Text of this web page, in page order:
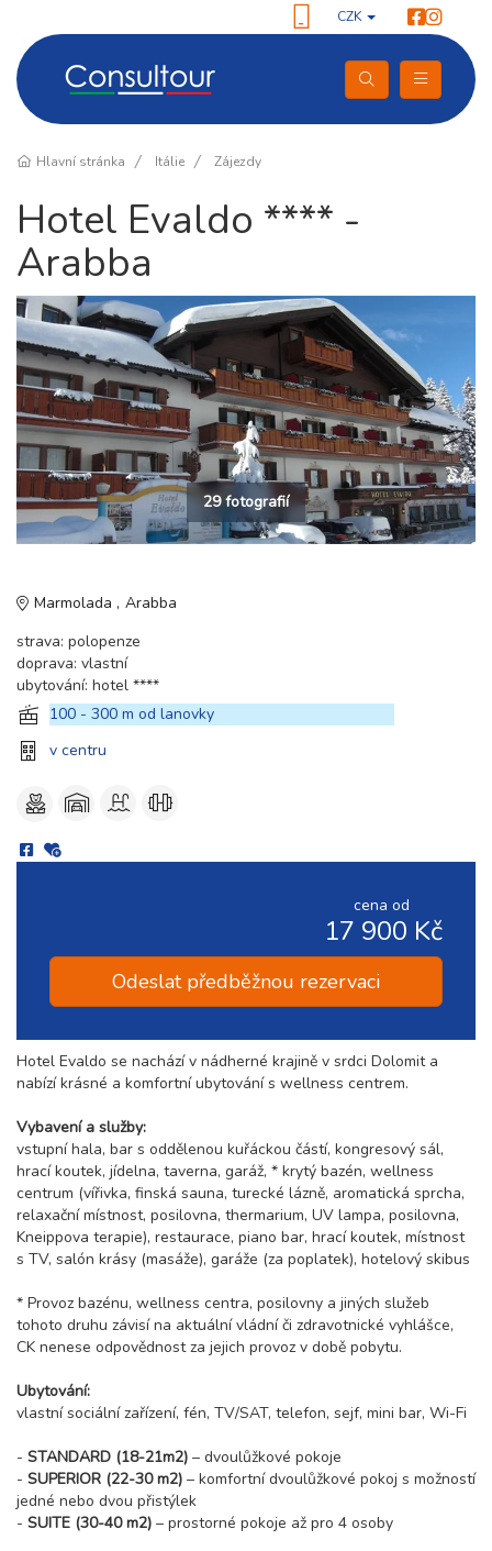
CZK
Hlavní stránka Itálie Zájezdy
Hotel Evaldo **** -
Arabba
29 fotografií
Marmolada
Arabba
strava: polopenze
doprava: vlastní
ubytování: hotel ****
100 - 300 m od lanovky
v centru
cena od
17 900 Kč
Odeslat předběžnou rezervaci
Hotel Evaldo se nachází v nádherné krajině v srdci Dolomit a
nabízí krásné a komfortní ubytování s wellness centrem.
Vybavení a služby:
vstupní hala, bar s oddělenou kuřáckou částí, kongresový sál,
hrací koutek, jídelna, taverna, garáž, * krytý bazén, wellness
centrum (vířivka, finská sauna, turecké lázně, aromatická sprcha,
relaxační místnost, posilovna, thermarium, UV lampa, posilovna,
Kneippova terapie), restaurace, piano bar, hrací koutek, místnost
s TV, salón krásy (masáže), garáže (za poplatek), hotelový skibus
* Provoz bazénu, wellness centra, posilovny a jiných služeb
tohoto druhu závisí na aktuální vládní či zdravotnické vyhlášce,
CK nenese odpovědnost za jejich provoz v době pobytu.
Ubytování:
vlastní sociální zařízení, fén, TV/SAT, telefon, sejf, mini bar, Wi-Fi
- STANDARD (18-21m2) – dvoulůžkové pokoje
- SUPERIOR (22-30 m2) – komfortní dvoulůžkové pokoj s možností
jedné nebo dvou přistýlek
- SUITE (30-40 m2) – prostorné pokoje až pro 4 osoby